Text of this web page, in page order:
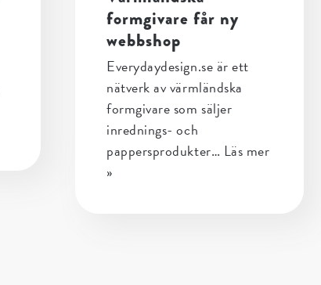
formgivare får ny
webbshop
Everydaydesign.se är ett
nätverk av värmländska
formgivare som säljer
inrednings- och
pappersprodukter… Läs mer
»